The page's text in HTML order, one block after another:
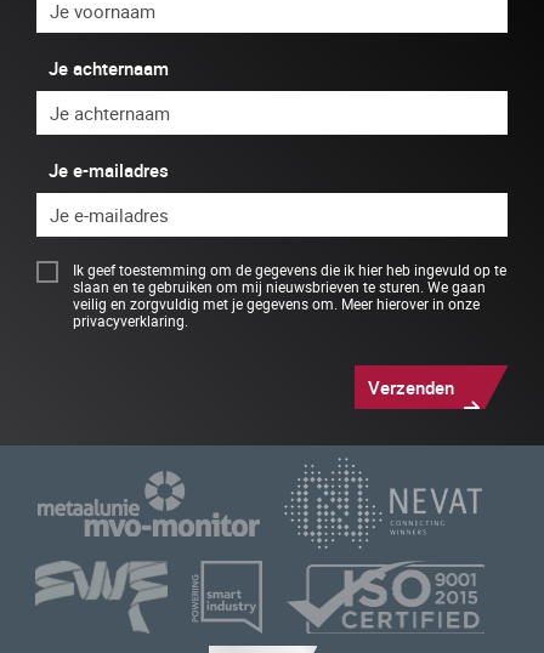
Je achternaam
Je e-mailadres
Ik geef toestemming om de gegevens die ik hier heb ingevuld op te
slaan en te gebruiken om mij nieuwsbrieven te sturen. We gaan
veilig en zorgvuldig met je gegevens om. Meer hierover in onze
privacyverklaring
Verzenden